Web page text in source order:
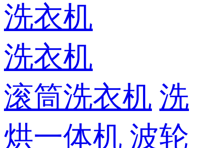
洗衣机
洗衣机
滚筒洗衣机 洗
烘一体机 波轮